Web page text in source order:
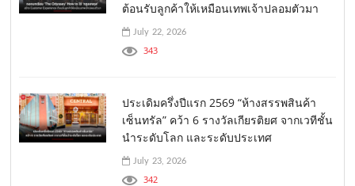
ต้อนรับลูกค้าให้เหมือนเทพเจ้าปลอมตัวมา
July 22, 2026
343
ประเดิมครึ่งปีแรก 2569 “ห้างสรรพสินค้า
เซ็นทรัล” คว้า 6 รางวัลเกียรติยศ จากเวทีชั้น
นำระดับโลก และระดับประเทศ
July 23, 2026
342